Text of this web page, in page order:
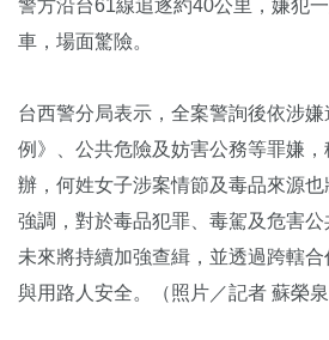
警方沿台61線追逐約40公里，嫌犯
車，場面驚險。
台西警分局表示，全案警詢後依涉
例》、公共危險及妨害公務等罪嫌
辦，何姓女子涉案情節及毒品來源
強調，對於毒品犯罪、毒駕及危害公
未來將持續加強查緝，並透過跨轄
與用路人安全。（照片／記者 蘇榮泉